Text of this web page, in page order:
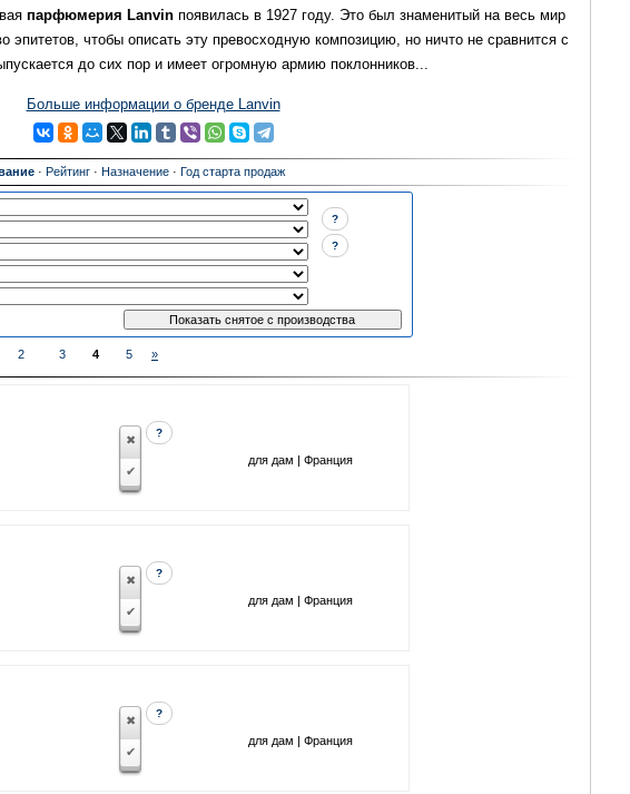
парфюмерия Lanvin появилась в 1927 году. Это был знаменитый на весь мир
чтобы описать эту превосходную композицию, но ничто не сравнится с
до сих пор и имеет огромную армию поклонников...
Больше информации о бренде Lanvin
· Рейтинг· Назначение· Год старта продаж
?
?
2 3 4 5 »
?
для дам | Франция
?
для дам | Франция
?
для дам | Франция